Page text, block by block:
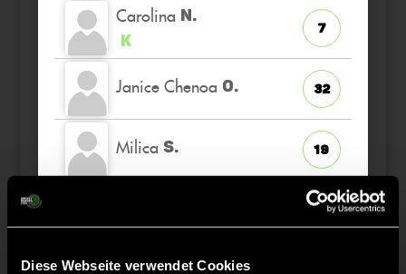
Diese Webseite verwendet Cookies
Carolina N.
K
7
Janice Chenoa O. 32
Milica S. 19
10
Clara B.